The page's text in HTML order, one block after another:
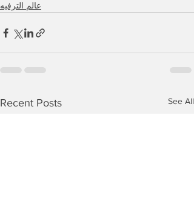
عالم الترفيه
Recent Posts See All